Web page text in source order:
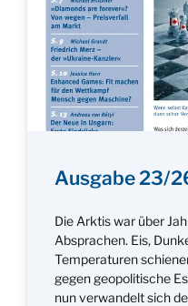
Ausgabe 23/
Die Arktis war über
Absprachen. Eis,
Temperaturen
gegen geopolitische
nun verwandelt sich